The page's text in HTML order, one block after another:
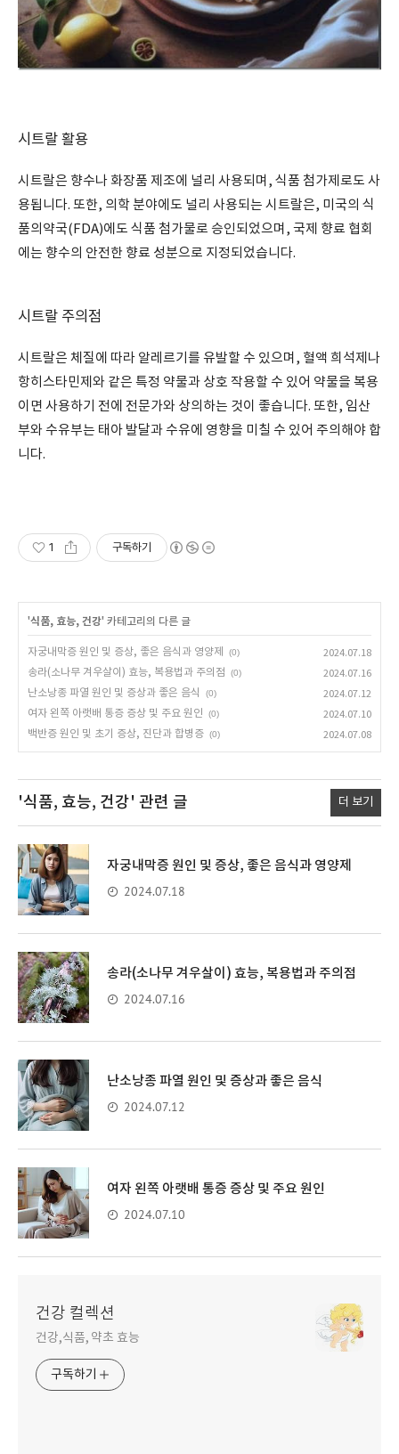
시트랄 활용
시트랄은 향수나 화장품 제조에 널리 사용되며, 식품 첨가제로도 사
용됩니다. 또한, 의학 분야에도 널리 사용되는 시트랄은, 미국의 식
품의약국(FDA)에도 식품 첨가물로 승인되었으며, 국제 향료 협회
에는 향수의 안전한 향료 성분으로 지정되었습니다.
시트랄 주의점
시트랄은 체질에 따라 알레르기를 유발할 수 있으며, 혈액 희석제나
항히스타민제와 같은 특정 약물과 상호 작용할 수 있어 약물을 복용
이면 사용하기 전에 전문가와 상의하는 것이 좋습니다. 또한, 임산
부와 수유부는 태아 발달과 수유에 영향을 미칠 수 있어 주의해야 합
니다.
1 구독하기
'식품, 효능, 건강' 카테고리의 다른 글
자궁내막증 원인 및 증상, 좋은 음식과 영양제 (0)
2024.07.18
송라(소나무 겨우살이) 효능, 복용법과 주의점
(0)
2024.07.16
난소낭종 파열 원인 및 증상과 좋은 음식
(0)
2024.07.12
여자 왼쪽 아랫배 통증 증상 및 주요 원인
(0)
2024.07.10
백반증 원인 및 초기 증상, 진단과 합병증 (0) 2024.07.08
'식품, 효능, 건강' 관련 글 더 보기
자궁내막증 원인 및 증상, 좋은 음식과 영양제
2024.07.18
송라(소나무 겨우살이) 효능, 복용법과 주의점
2024.07.16
난소낭종 파열 원인 및 증상과 좋은 음식
2024.07.12
여자 왼쪽 아랫배 통증 증상 및 주요 원인
2024.07.10
건강 컬렉션
건강,식품, 약초 효능
구독하기